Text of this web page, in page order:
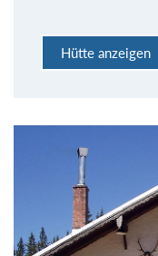
Hütte anzeigen